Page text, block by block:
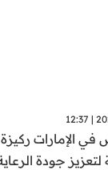
في الإمارات ركيزة
جودة